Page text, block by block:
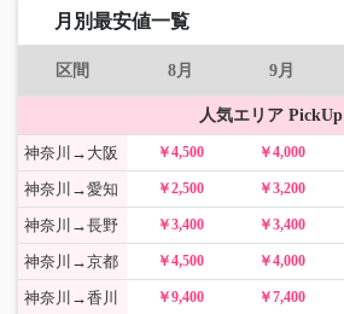
月別最安値一覧
区間 8月 9月
人気エリア PickUp
神奈川→大阪 ￥4,500 ￥4,000
神奈川→愛知 ￥2,500 ￥3,200
神奈川→長野 ￥3,400 ￥3,400
神奈川→京都 ￥4,500 ￥4,000
神奈川→香川 ￥9,400 ￥7,400